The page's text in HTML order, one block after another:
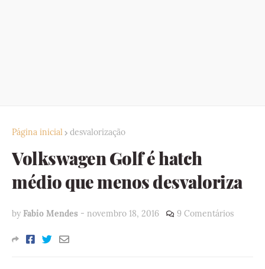
Página inicial desvalorização
Volkswagen Golf é hatch
médio que menos desvaloriza
by Fabio Mendes - novembro 18, 2016 9 Comentários